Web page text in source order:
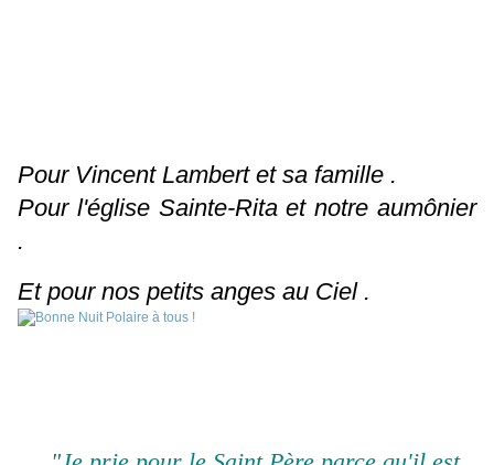
Pour Vincent Lambert et sa famille .
Pour l'église Sainte-Rita et notre aumônier
.
Et pour nos petits anges au Ciel .